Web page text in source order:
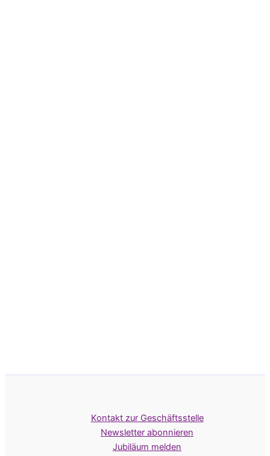
Kontakt zur Geschäftsstelle
Newsletter abonnieren
Jubiläum melden